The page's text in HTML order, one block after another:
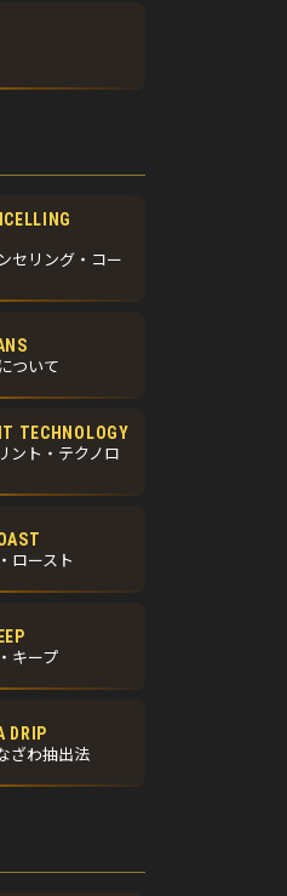
セリング・コー
ついて
TECHNOLOGY
ント・テクノロ
ロースト
キープ
DRIP
ざわ抽出法